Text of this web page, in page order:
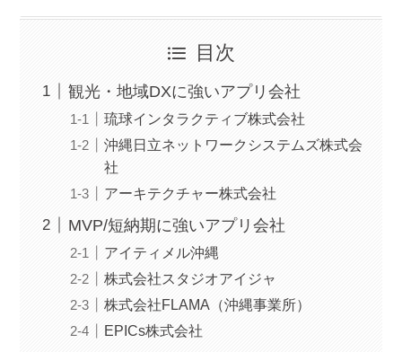
目次
観光・地域DXに強いアプリ会社
琉球インタラクティブ株式会社
沖縄日立ネットワークシステムズ株式会
社
アーキテクチャー株式会社
MVP/短納期に強いアプリ会社
アイティメル沖縄
株式会社スタジオアイジャ
株式会社FLAMA（沖縄事業所）
EPICs株式会社